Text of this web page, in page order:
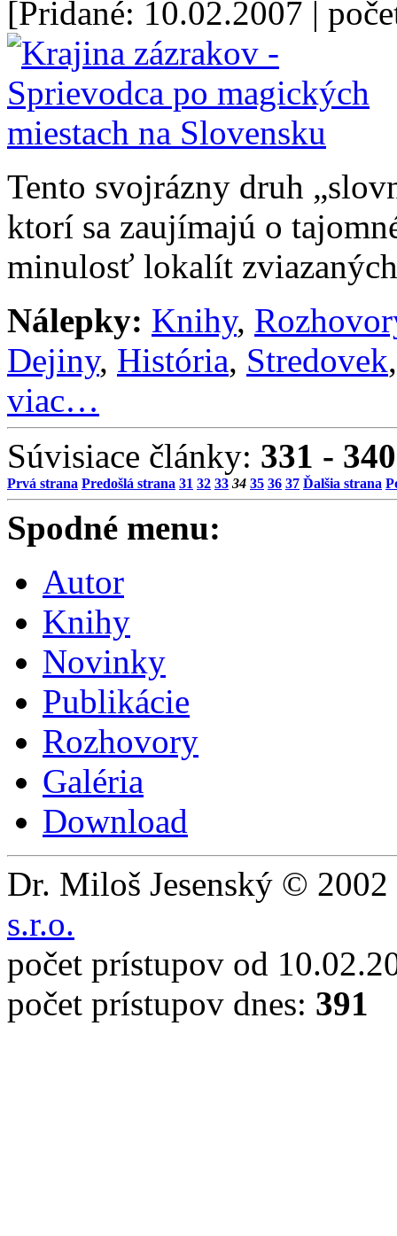
[Pridané: 10.02.2007 |
Tento svojrázny druh
ktorí sa zaujímajú o
minulosť lokalít
Nálepky: Knihy,
Dejiny, História, Stredovek
viac…
Súvisiace články: 331 -
Prvá strana Predošlá strana 31 32 33 34 35 36 37 Ďalšia strana
Spodné menu:
Autor
Knihy
Novinky
Publikácie
Rozhovory
Galéria
Download
Dr. Miloš Jesenský ©
s.r.o.
počet prístupov od
počet prístupov dnes: 391